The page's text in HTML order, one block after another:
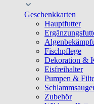
Geschenkkarten
Hauptfutter
Fischpflege
Dekoration &
Eisfreihalter
Pumpen &
Zubehör